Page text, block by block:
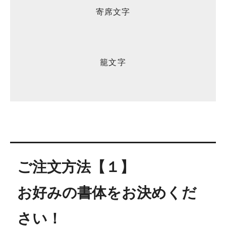
寄席文字
籠文字
ご注文方法【１】
お好みの書体をお決めくだ
さい！